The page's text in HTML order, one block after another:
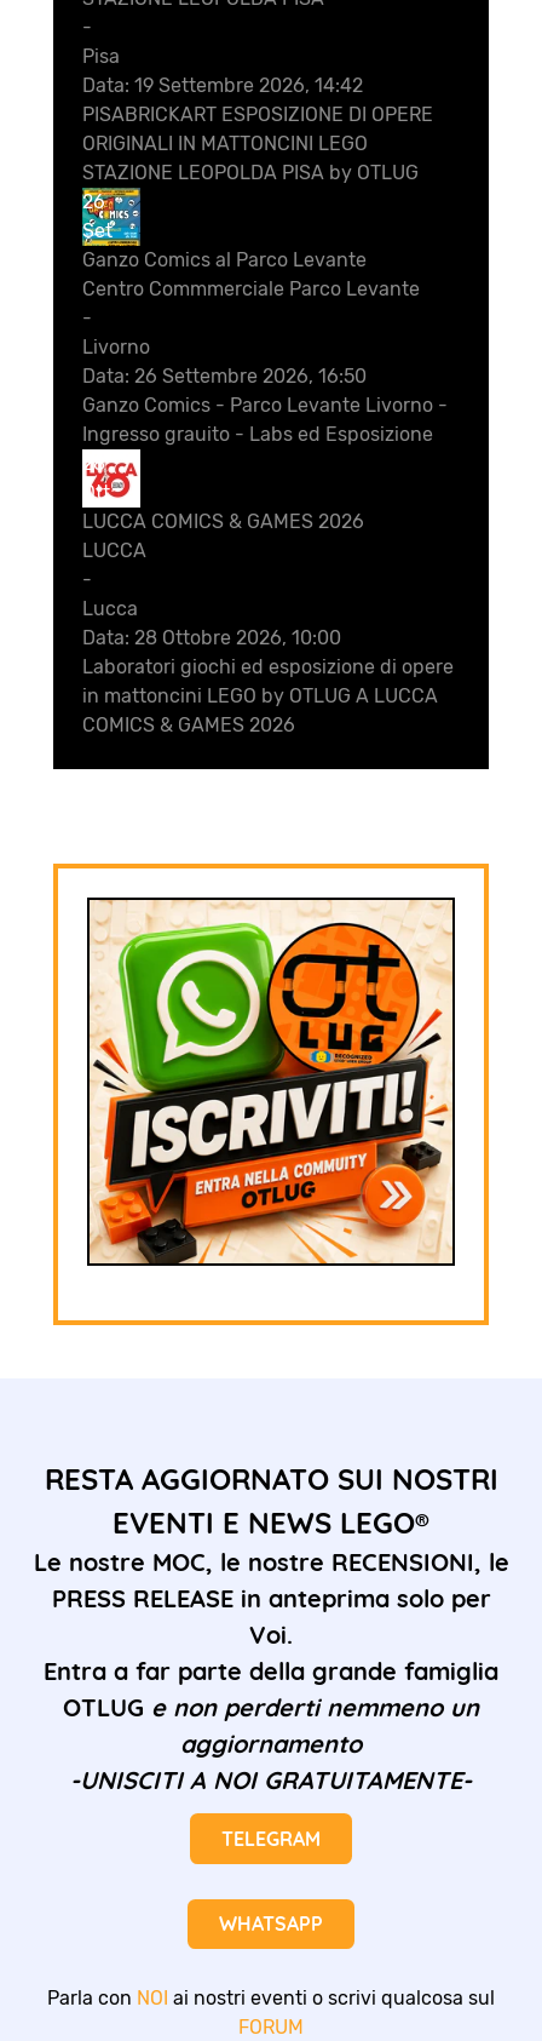
-
Pisa
Data: 19 Settembre 2026, 14:42
PISABRICKART ESPOSIZIONE DI OPERE
ORIGINALI IN MATTONCINI LEGO
STAZIONE LEOPOLDA PISA by OTLUG
26
Set
Ganzo Comics al Parco Levante
Centro Commmerciale Parco Levante
-
Livorno
Data: 26 Settembre 2026, 16:50
Ganzo Comics - Parco Levante Livorno -
Ingresso grauito - Labs ed Esposizione
28
Ott
LUCCA COMICS & GAMES 2026
LUCCA
-
Lucca
Data: 28 Ottobre 2026, 10:00
Laboratori giochi ed esposizione di opere
in mattoncini LEGO by OTLUG A LUCCA
COMICS & GAMES 2026
RESTA AGGIORNATO SUI NOSTRI
EVENTI E NEWS LEGO®
Le nostre MOC, le nostre RECENSIONI, le
PRESS RELEASE in anteprima solo per
Voi.
Entra a far parte della grande famiglia
OTLUG e non perderti nemmeno un
aggiornamento
-UNISCITI A NOI GRATUITAMENTE-
TELEGRAM
WHATSAPP
Parla con NOI ai nostri eventi o scrivi qualcosa sul
FORUM